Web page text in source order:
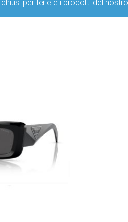
per ferie e i prodotti del